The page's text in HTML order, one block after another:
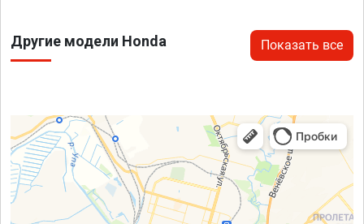
Другие модели Honda Показать все